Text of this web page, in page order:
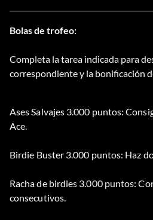
Bolas de trofeo:
Completa la tarea indicada para
correspondiente y la bonificación
Ases Salvajes 3.000 puntos:
Ace.
Birdie Buster 3.000 puntos: Haz
Racha de birdies 3.000 puntos:
consecutivos.